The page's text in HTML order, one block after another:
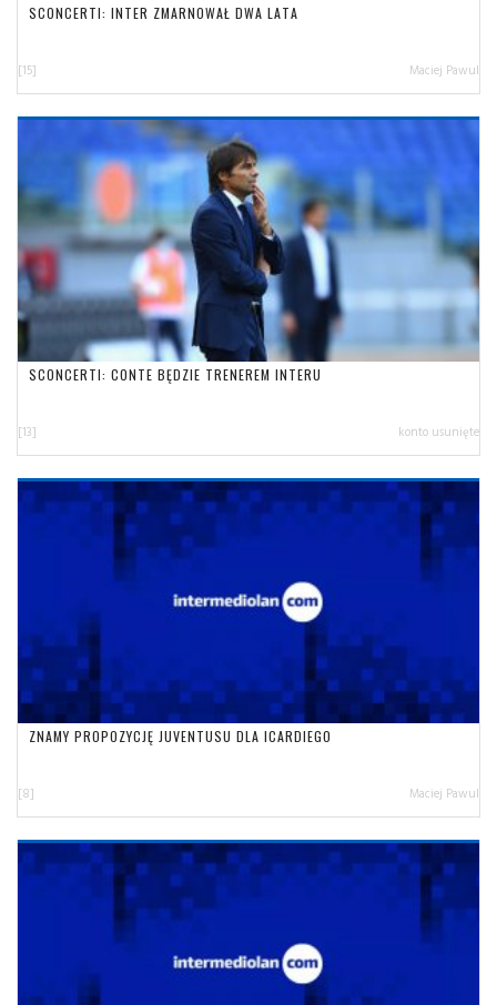
SCONCERTI: INTER ZMARNOWAŁ DWA LATA
[15] Maciej Pawul
SCONCERTI: CONTE BĘDZIE TRENEREM INTERU
[13] konto usunięte
ZNAMY PROPOZYCJĘ JUVENTUSU DLA ICARDIEGO
[8] Maciej Pawul